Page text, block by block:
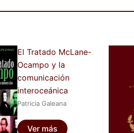
El Tratado McLane-
Ocampo y la
comunicación
interoceánica
Patricia Galeana
Ver más